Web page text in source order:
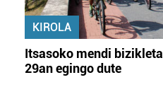
KIROLA
Itsasoko mendi
29an egingo dute